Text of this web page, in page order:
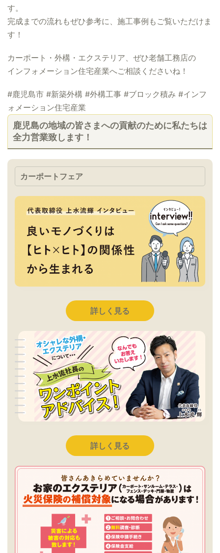
す。
完成までの流れもぜひ参考に、施工事例もご覧いただけま
す！
カーポート・外構・エクステリア、ぜひ老舗工務店の
インフォメーション住宅産業へご相談くださいね！
#鹿児島市 #新築外構 #外構工事 #ブロック積み #インフ
ォメーション住宅産業
鹿児島の地域の皆さまへの貢献のために私たちは
全力営業致します！
カーポートフェア
詳しく見る
詳しく見る